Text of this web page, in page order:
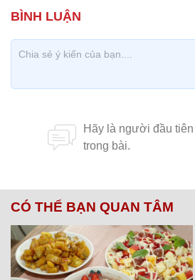
CÓ THỂ BẠN QUAN TÂM